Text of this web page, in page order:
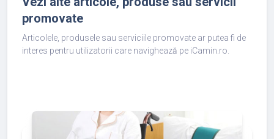
promovate
Articolele, produsele sau serviciile promovate ar putea fi de
interes pentru utilizatorii care navighează pe iCamin.ro.